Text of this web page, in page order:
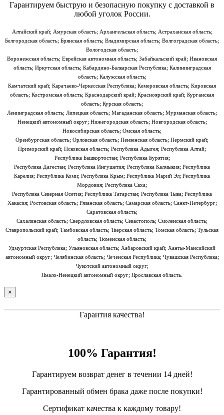
Гарантируем быструю и безопасную покупку с доставкой в
любой уголок России.
Алтайский край; Амурская область; Архангельская область; Астраханская область;
Белгородская область; Брянская область; Владимирская область; Волгоградская область;
Вологодская область;
Воронежская область; Еврейская автономная область; Забайкальский край; Ивановская
область; Иркутская область; Кабардино-Балкарская Республика; Калининградская
область; Калужская область;
Камчатский край; Карачаево-Черкесская Республика; Кемеровская область; Кировская
область; Костромская область; Краснодарский край; Красноярский край; Курганская
область; Курская область;
Ленинградская область; Липецкая область; Магаданская область; Мурманская область;
Ненецкий автономный округ; Нижегородская область; Новгородская область;
Новосибирская область; Омская область;
Оренбургская область; Орловская область; Пензенская область; Пермский край;
Приморский край; Псковская область; Республика Адыгея; Республика Алтай;
Республика Башкортостан; Республика Бурятия;
Республика Дагестан; Республика Ингушетия; Республика Калмыкия; Республика
Карелия; Республика Коми; Республика Крым; Республика Марий Эл; Республика
Мордовия; Республика Саха;
Республика Северная Осетия; Республика Татарстан; Республика Тыва; Республика
Хакасия; Ростовская область; Рязанская область; Самарская область; Санкт-Петербург;
Саратовская область;
Сахалинская область; Свердловская область; Севастополь; Смоленская область;
Ставропольский край; Тамбовская область; Тверская область; Томская область; Тульская
область; Тюменская область;
Удмуртская Республика; Ульяновская область; Хабаровский край; Ханты-Мансийский
автономный округ; Челябинская область; Чеченская Республика; Чувашская Республика;
Чукотский автономный округ;
Ямало-Ненецкий автономный округ; Ярославская область.
×
Гарантия качества!
100% Гарантия!
Гарантируем возврат денег в течении 14 дней!
Гарантированный обмен брака даже после покупки!
Сертификат качества к каждому товару!